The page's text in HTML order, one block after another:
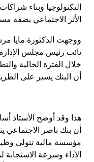
التكنولوجيا وبناء
الأثر الاجتماعي بصفة
ووجهت الدكتورة مايا
نائب رئيس مجلس
خلال الفترة الحالية
أن البنك يسير على
هذا وقد أوضح الأستاذ
أن بنك ناصر الاجتماعي
مؤسسة مالية تتولى
الأداء وسرعة